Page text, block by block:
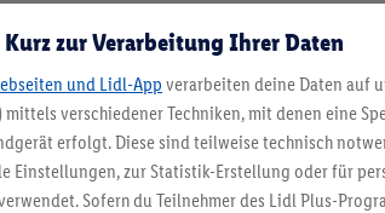
zur Verarbeitung Ihrer Daten
und Lidl-App verarbeiten deine Daten auf
mittels verschiedener Techniken, mit denen eine
erfolgt. Diese sind teilweise technisch
Einstellungen, zur Statistik-Erstellung oder für
Sofern du Teilnehmer des Lidl Plus-